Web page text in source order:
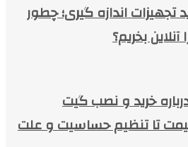
تجهیزات اندازه گیری؛ چطور
آنلاین بخریم؟
خرید و نصب گیت
تا تنظیم حساسیت و علت